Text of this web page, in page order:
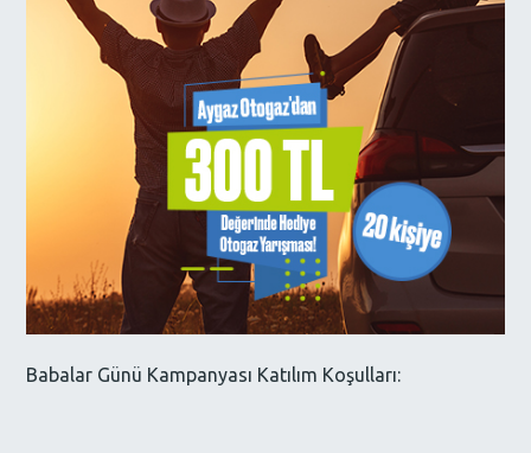
Babalar Günü Kampanyası Katılım Koşulları: